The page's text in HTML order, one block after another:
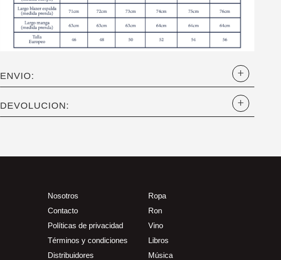
ENVIO:
DEVOLUCION:
Nosotros
Contacto
Políticas de privacidad
Términos y condiciones
Distribuidores
Ropa
Ron
Vino
Libros
Música